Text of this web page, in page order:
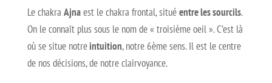
Le chakra Ajnaest le chakra frontal, situéentre les sourcils.
On le connaît plus sous le nom de « troisième oeil ». C’est là
où se situe notreintuition, notre 6ème sens. Il est le centre
de nos décisions, de notre clairvoyance.